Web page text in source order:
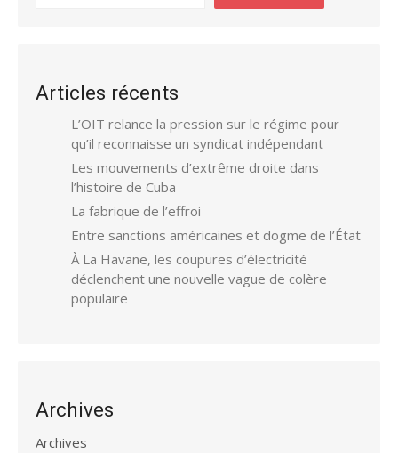
Articles récents
L’OIT relance la pression sur le régime pour
qu’il reconnaisse un syndicat indépendant
Les mouvements d’extrême droite dans
l’histoire de Cuba
La fabrique de l’effroi
Entre sanctions américaines et dogme de l’État
À La Havane, les coupures d’électricité
déclenchent une nouvelle vague de colère
populaire
Archives
Archives